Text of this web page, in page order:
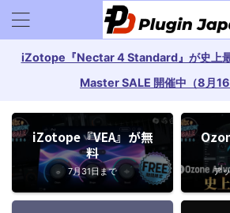
iZotope『Nectar 4 Standard』が史上
Master SALE 開催中（8月16
iZotope『VEA』が無
料
7月31日まで ア